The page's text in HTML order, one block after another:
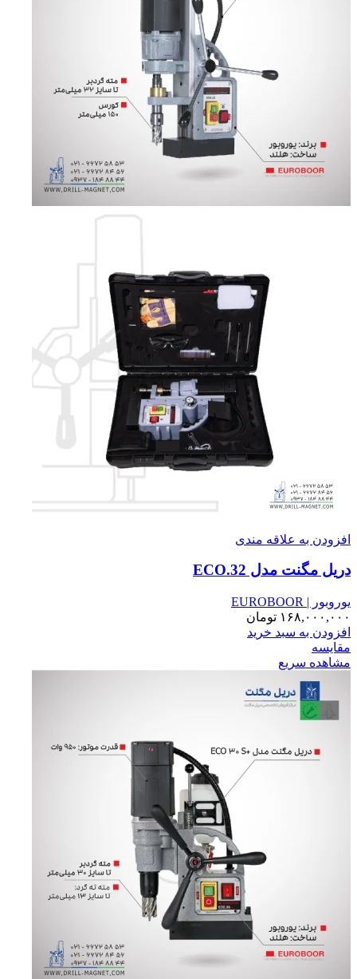
افزودن به علاقه مندی
دریل مگنت مدل ECO.32
یوروبور | EUROBOOR
۱۶۸,۰۰۰,۰۰۰ تومان
افزودن به سبد خرید
مقایسه
مشاهده سریع